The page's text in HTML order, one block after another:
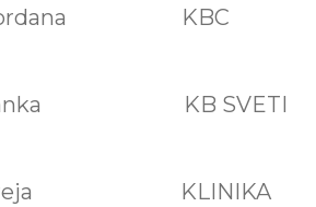
Gordana
KBC
KB SVETI
Andreja KLINIKA